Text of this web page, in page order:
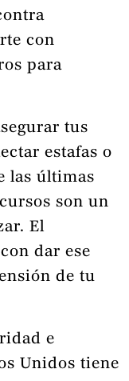
con
para
tus
estafas o
las últimas
son un
El
dar ese
de tu
e
Unidos tiene